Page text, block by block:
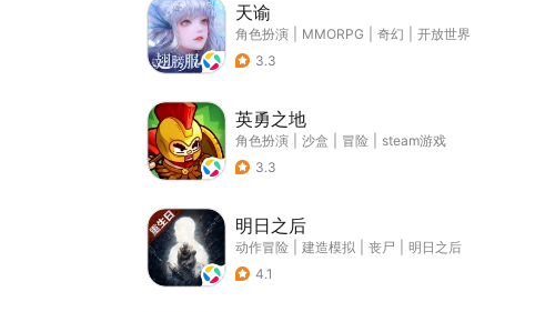
天谕
角色扮演 MMORPG 奇幻
开放世界
3.3
英勇之地
角色扮演 沙盒 冒险
steam游戏
3.3
明日之后
动作冒险 建造模拟 丧尸
明日之后
4.1